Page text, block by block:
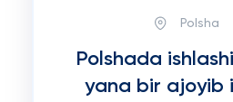
Polsha
Polshada
yana bir ajoyib